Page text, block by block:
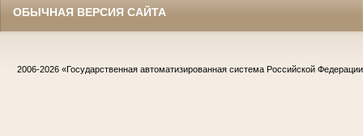
ОБЫЧНАЯ ВЕРСИЯ САЙТА
2006-2026 «Государственная автоматизированная система Российской